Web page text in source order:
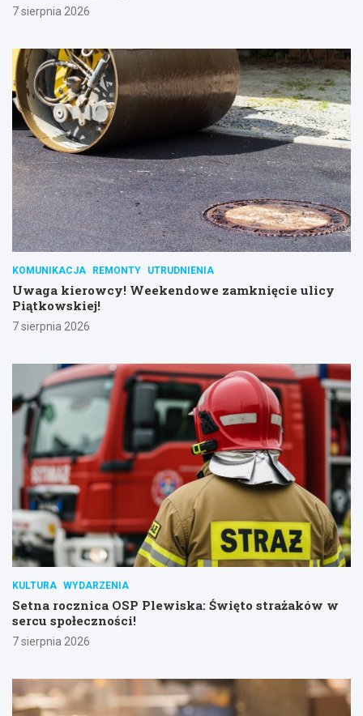
7 sierpnia 2026
KOMUNIKACJA REMONTY UTRUDNIENIA
Uwaga kierowcy! Weekendowe zamknięcie ulicy
Piątkowskiej!
7 sierpnia 2026
KULTURA WYDARZENIA
Setna rocznica OSP Plewiska: Święto strażaków w
sercu społeczności!
7 sierpnia 2026